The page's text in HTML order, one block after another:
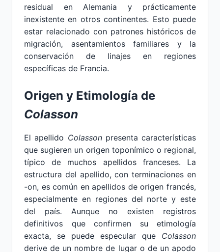
residual en Alemania y prácticamente
inexistente en otros continentes. Esto puede
estar relacionado con patrones históricos de
migración, asentamientos familiares y la
conservación de linajes en regiones
específicas de Francia.
Origen y Etimología de
Colasson
El apellido Colassonpresenta características
que sugieren un origen toponímico o regional,
típico de muchos apellidos franceses. La
estructura del apellido, con terminaciones en
-on, es común en apellidos de origen francés,
especialmente en regiones del norte y este
del país. Aunque no existen registros
definitivos que confirmen su etimología
exacta, se puede especular que Colasson
derive de un nombre de lugar o de un apodo